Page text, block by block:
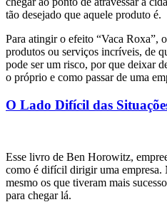
tão desejado que aquele produto é.
Para atingir o efeito “Vaca Roxa”,
produtos ou serviços incríveis, de
pode ser um risco, por que deixar
o próprio e como passar de uma
O Lado Difícil das
Esse livro de Ben Horowitz,
como é difícil dirigir uma empresa.
mesmo os que tiveram mais
para chegar lá.